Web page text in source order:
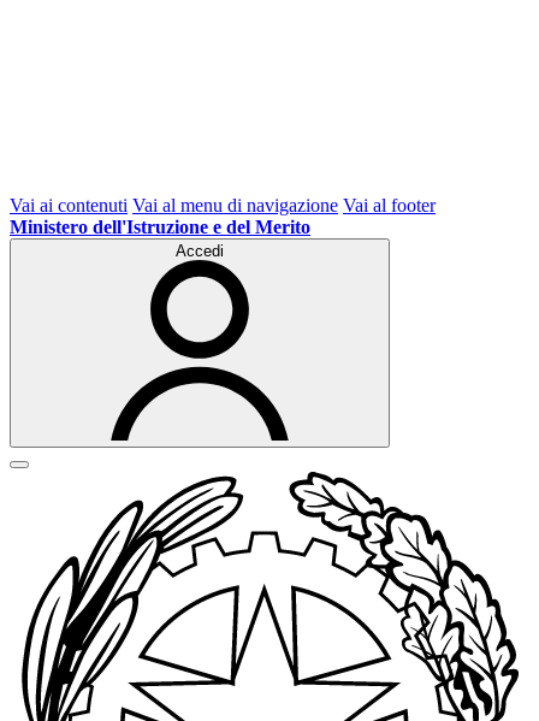
Vai ai contenuti Vai al menu di navigazione Vai al footer
Ministero dell'Istruzione e del Merito
Accedi